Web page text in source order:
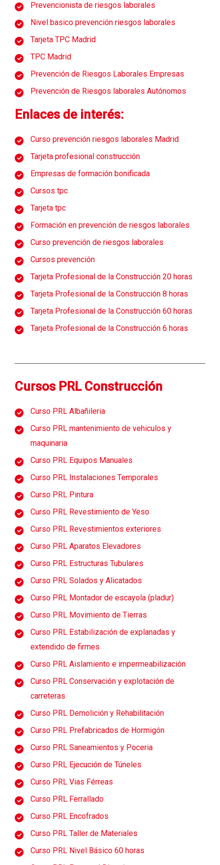
Prevencionista de riesgos laborales
Nivel basico prevención riesgos laborales
Tarjeta TPC Madrid
TPC Madrid
Prevención de Riesgos Laborales Empresas
Prevención de Riesgos laborales Autónomos
Enlaces de interés:
Curso prevención riesgos laborales Madrid
Tarjeta profesional construcción
Empresas de formación bonificada
Cursos tpc
Tarjeta tpc
Formación en prevención de riesgos laborales
Curso prevención de riesgos laborales
Cursos prevención
Tarjeta Profesional de la Construcción 20 horas
Tarjeta Profesional de la Construcción 8 horas
Tarjeta Profesional de la Construcción 60 horas
Tarjeta Profesional de la Construcción 6 horas
Cursos PRL Construcción
Curso PRL Albañileria
Curso PRL mantenimiento de vehiculos y
maquinaria
Curso PRL Equipos Manuales
Curso PRL Instalaciones Temporales
Curso PRL Pintura
Curso PRL Revestimiento de Yeso
Curso PRL Revestimientos exteriores
Curso PRL Aparatos Elevadores
Curso PRL Estructuras Tubulares
Curso PRL Solados y Alicatados
Curso PRL Montador de escayola (pladur)
Curso PRL Movimiento de Tierras
Curso PRL Estabilización de explanadas y
extendido de firmes
Curso PRL Aislamiento e impermeabilización
Curso PRL Conservación y explotación de
carreteras
Curso PRL Demolición y Rehabilitación
Curso PRL Prefabricados de Hormigón
Curso PRL Saneamientos y Poceria
Curso PRL Ejecución de Túneles
Curso PRL Vias Férreas
Curso PRL Ferrallado
Curso PRL Encofrados
Curso PRL Taller de Materiales
Curso PRL Nivel Básico 60 horas